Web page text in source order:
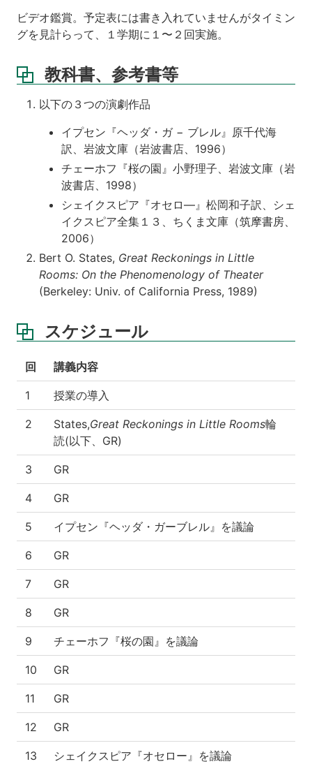
ビデオ鑑賞。予定表には書き入れていませんがタイミン
グを見計らって、１学期に１〜２回実施。
教科書、参考書等
以下の３つの演劇作品
イプセン『ヘッダ・ガ − ブレル』原千代海
訳、岩波文庫（岩波書店、1996）
チェーホフ『桜の園』小野理子、岩波文庫（岩
波書店、1998）
シェイクスピア『オセロ—』松岡和子訳、シェ
イクスピア全集１３、ちくま文庫（筑摩書房、
2006）
Bert O. States, Great Reckonings in Little
Rooms: On the Phenomenology of Theater
(Berkeley: Univ. of California Press, 1989)
スケジュール
回 講義内容
1 授業の導入
2 States,Great Reckonings in Little Rooms輪
読(以下、GR)
3 GR
4 GR
5 イプセン『ヘッダ・ガーブレル』を議論
6 GR
7 GR
8 GR
9 チェーホフ『桜の園』を議論
10 GR
11 GR
12 GR
13 シェイクスピア『オセロー』を議論